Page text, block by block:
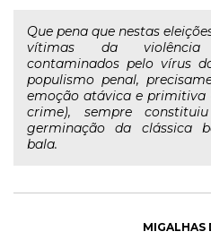
Que pena que nestas
vítimas da violência
contaminados pelo vírus
populismo penal,
emoção atávica e primitiva
crime), sempre
germinação da clássica
bala.
MIGALHAS